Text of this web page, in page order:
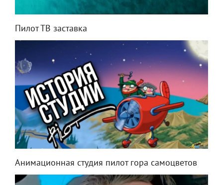
Пилот ТВ заставка
Анимационная студия пилот гора самоцветов